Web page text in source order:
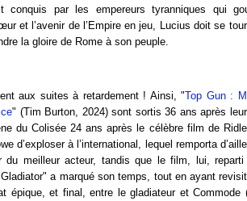
par les empereurs tyranniques qui
et l’avenir de l’Empire en jeu, Lucius doit se
la gloire de Rome à son peuple.
aux suites à retardement ! Ainsi, "Top Gun :
" (Tim Burton, 2024) sont sortis 36 ans après
du Colisée 24 ans après le célèbre film de
d’exploser à l’international, lequel remporta
du meilleur acteur, tandis que le film, lui,
a marqué son temps, tout en ayant
épique, et final, entre le gladiateur et Commode